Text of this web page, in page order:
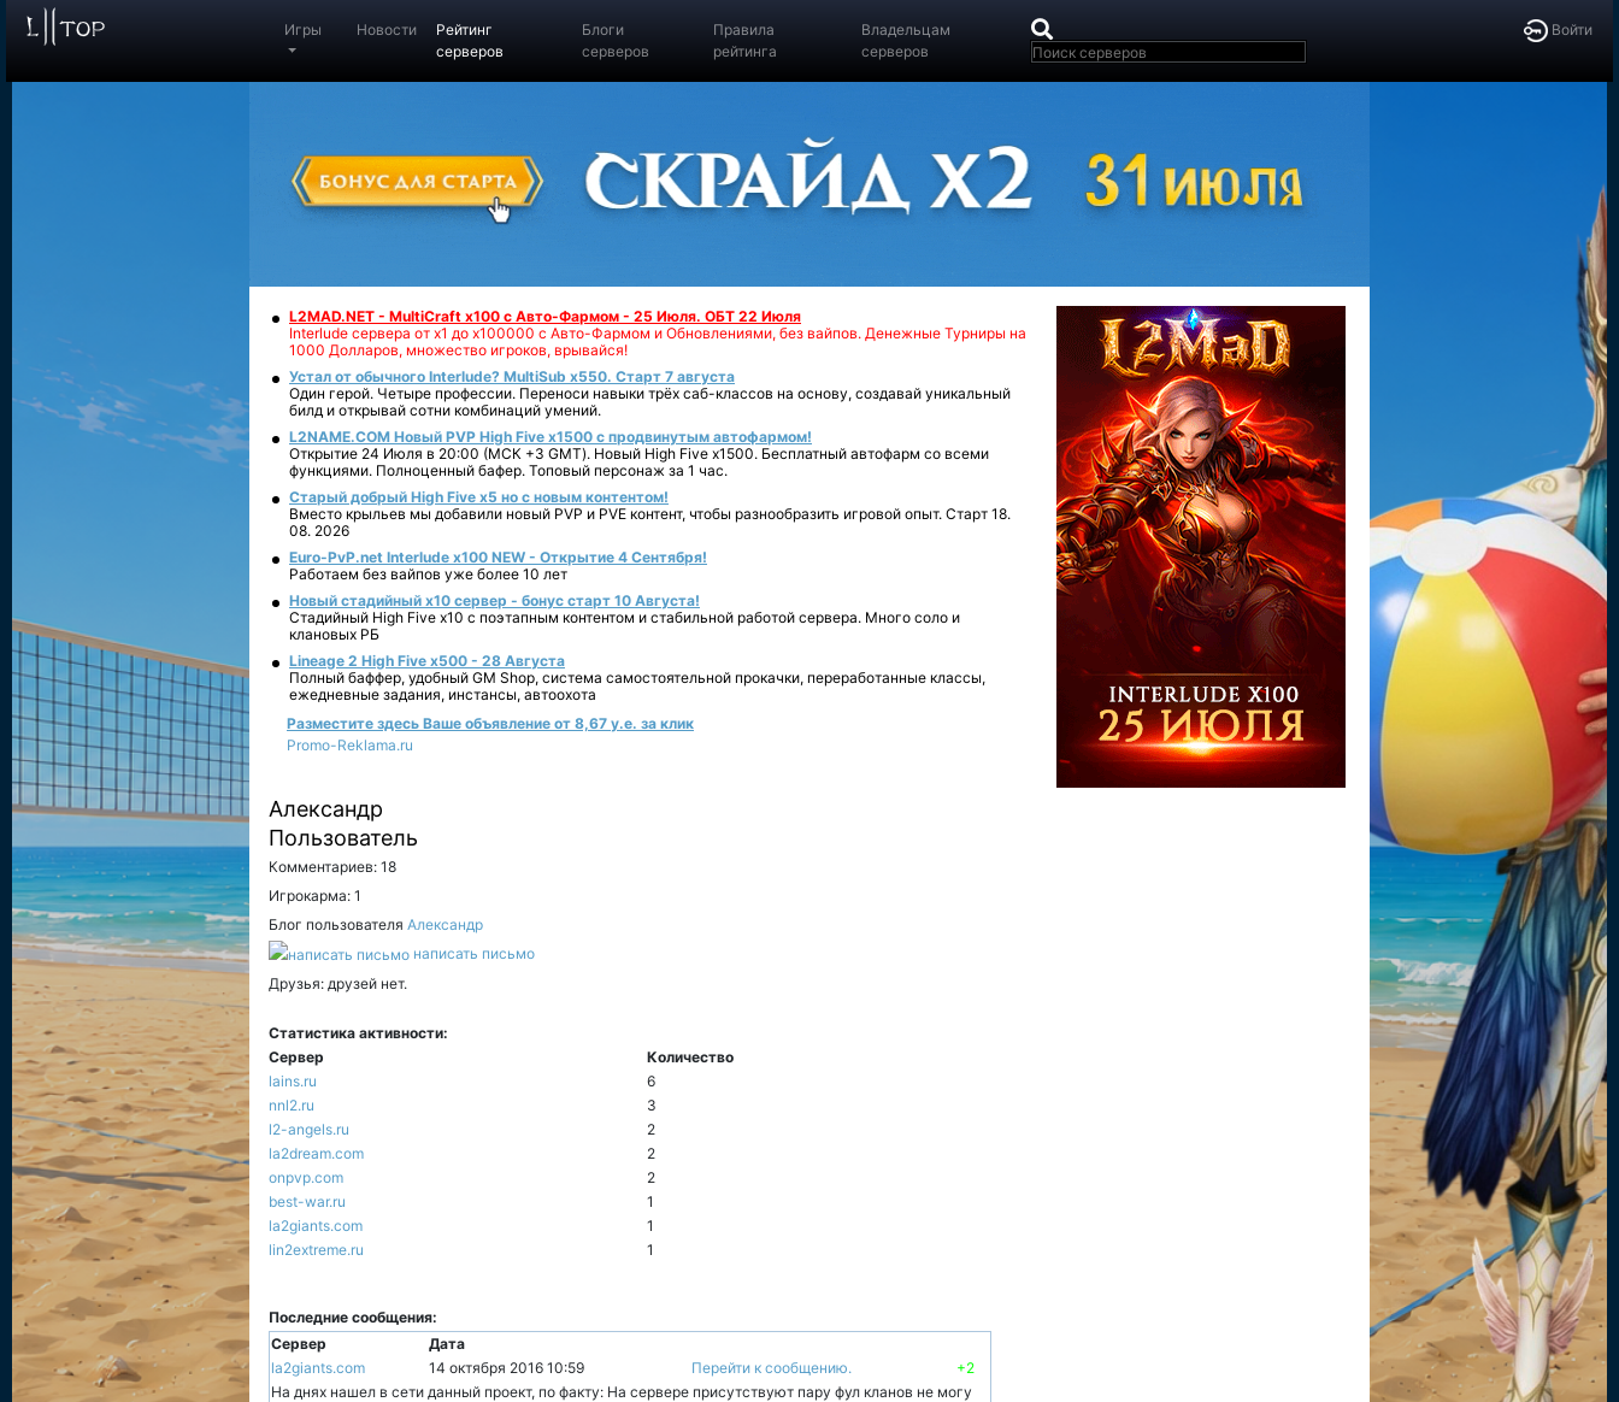
Войти
Игры Новости
Рейтинг
серверов
Блоги
серверов
Правила
рейтинга
Владельцам
серверов
L2MAD.NET - MultiCraft x100 с Авто-Фармом - 25 Июля. ОБТ 22 Июля
Interlude сервера от х1 до х100000 с Авто-Фармом и Обновлениями, без вайпов. Денежные Турниры на
1000 Долларов, множество игроков, врывайся!
Устал от обычного Interlude? MultiSub x550. Старт 7 августа
Один герой. Четыре профессии. Переноси навыки трёх саб-классов на основу, создавай уникальный
билд и открывай сотни комбинаций умений.
L2NAME.COM Новый PVP High Five x1500 с продвинутым автофармом!
Открытие 24 Июля в 20:00 (МСК +3 GMT). Новый High Five x1500. Бесплатный автофарм со всеми
функциями. Полноценный бафер. Топовый персонаж за 1 час.
Старый добрый High Five x5 но с новым контентом!
Вместо крыльев мы добавили новый PVP и PVE контент, чтобы разнообразить игровой опыт. Старт 18.
08. 2026
Euro-PvP.net Interlude х100 NEW - Открытие 4 Сентября!
Работаем без вайпов уже более 10 лет
Новый стадийный х10 сервер - бонус старт 10 Августа!
Стадийный High Five x10 с поэтапным контентом и стабильной работой сервера. Много соло и
клановых РБ
Lineage 2 High Five x500 - 28 Августа
Полный баффер, удобный GM Shop, система самостоятельной прокачки, переработанные классы,
ежедневные задания, инстансы, автоохота
Разместите здесь Ваше объявление от 8,67 у.е. за клик
Promo-Reklama.ru
Александр
Пользователь
Комментариев: 18
Игрокарма: 1
Блог пользователя Александр
написать письмо
Друзья: друзей нет.
Статистика активности:
Сервер
Количество
lains.ru
6
nnl2.ru
3
l2-angels.ru
2
la2dream.com
2
onpvp.com
2
best-war.ru
1
la2giants.com
1
lin2extreme.ru
1
Последние сообщения:
Сервер
Дата
la2giants.com
14 октября 2016 10:59 Перейти к сообщению.
+2
На днях нашел в сети данный проект, по факту: На сервере присутствуют пару фул кланов не могу